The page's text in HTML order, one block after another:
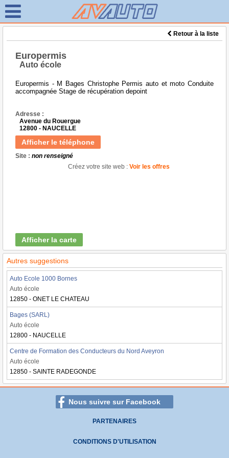
Retour à la liste
Europermis
Auto école
Europermis - M Bages Christophe Permis auto et moto Conduite
accompagnée Stage de récupération depoint
Adresse :
Avenue du Rouergue
12800 - NAUCELLE
Afficher le téléphone
Site : non renseigné
Créez votre site web : Voir les offres
Afficher la carte
Autres suggestions
Auto Ecole 1000 Bornes
Auto école
12850 - ONET LE CHATEAU
Bages (SARL)
Auto école
12800 - NAUCELLE
Centre de Formation des Conducteurs du Nord Aveyron
Auto école
12850 - SAINTE RADEGONDE
Nous suivre sur Facebook
PARTENAIRES
CONDITIONS D'UTILISATION